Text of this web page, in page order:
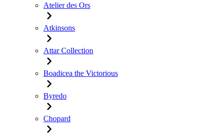
Atelier des Ors
Atkinsons
Attar Collection
Boadicea the Victorious
Byredo
Chopard